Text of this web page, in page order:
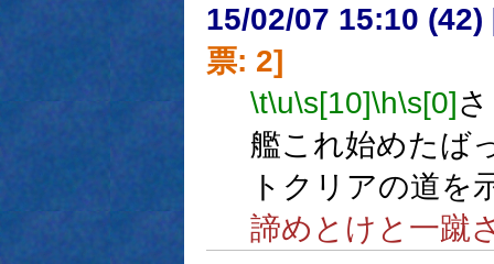
15/02/07 15:10 (42)
票: 2]
\t\u\s[10]\h\s[0]
艦これ始めたば
トクリアの道を
諦めとけと一蹴